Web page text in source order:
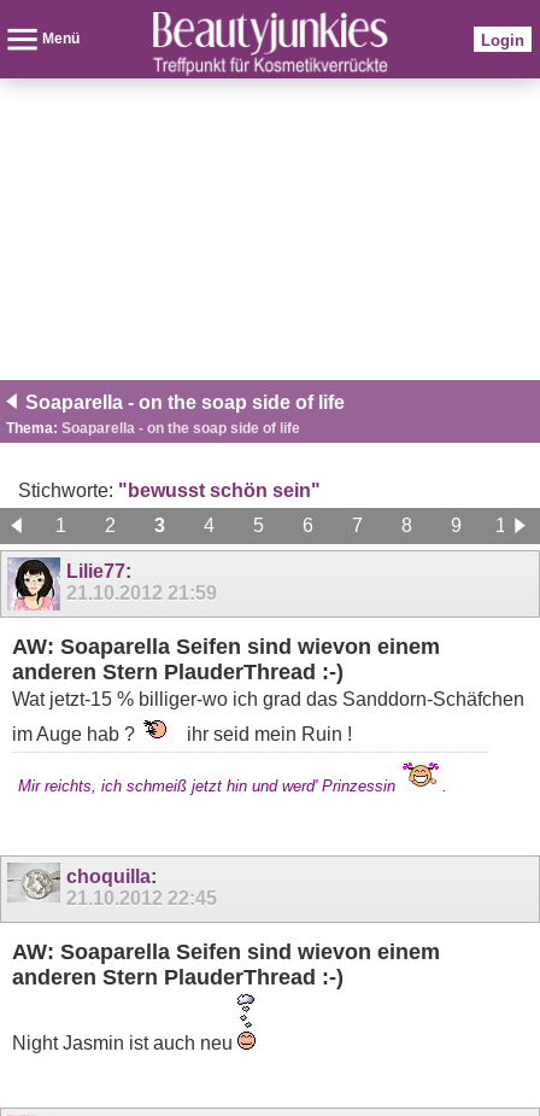
Menü Login
Soaparella - on the soap side of life
Thema: Soaparella - on the soap side of life
Stichworte: "bewusst schön sein"
1
2 3 4 5 6 7 8 9
10
11
12
Lilie77:
21.10.2012 21:59
AW: Soaparella Seifen sind wievon einem
anderen Stern PlauderThread :-)
Wat jetzt-15 % billiger-wo ich grad das Sanddorn-Schäfchen
im Auge hab ?
ihr seid mein Ruin !
Mir reichts, ich schmeiß jetzt hin und werd' Prinzessin .
choquilla:
21.10.2012 22:45
AW: Soaparella Seifen sind wievon einem
anderen Stern PlauderThread :-)
Night Jasmin ist auch neu